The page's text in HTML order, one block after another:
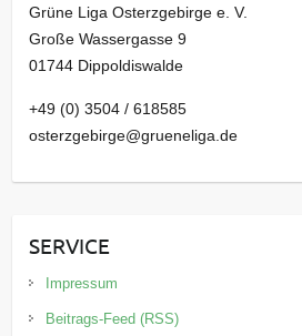
Grüne Liga Osterzgebirge e. V.
Große Wassergasse 9
01744 Dippoldiswalde
+49 (0) 3504 / 618585
osterzgebirge@grueneliga.de
SERVICE
Impressum
Beitrags-Feed (RSS)